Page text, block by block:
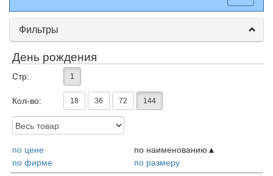
меню
Фильтры
День рождения
Стр: 1
Кол-во: 18 36 72 144
Доступность:
по цене
по наименованию
по фирме
по размеру